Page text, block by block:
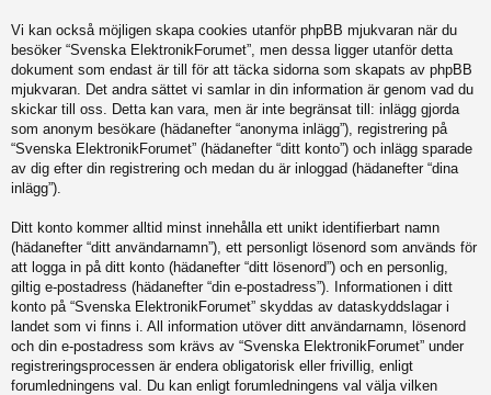
Vi kan också möjligen skapa cookies utanför phpBB mjukvaran när du
besöker “Svenska ElektronikForumet”, men dessa ligger utanför detta
dokument som endast är till för att täcka sidorna som skapats av phpBB
mjukvaran. Det andra sättet vi samlar in din information är genom vad du
skickar till oss. Detta kan vara, men är inte begränsat till: inlägg gjorda
som anonym besökare (hädanefter “anonyma inlägg”), registrering på
“Svenska ElektronikForumet” (hädanefter “ditt konto”) och inlägg sparade
av dig efter din registrering och medan du är inloggad (hädanefter “dina
inlägg”).
Ditt konto kommer alltid minst innehålla ett unikt identifierbart namn
(hädanefter “ditt användarnamn”), ett personligt lösenord som används för
att logga in på ditt konto (hädanefter “ditt lösenord”) och en personlig,
giltig e-postadress (hädanefter “din e-postadress”). Informationen i ditt
konto på “Svenska ElektronikForumet” skyddas av dataskyddslagar i
landet som vi finns i. All information utöver ditt användarnamn, lösenord
och din e-postadress som krävs av “Svenska ElektronikForumet” under
registreringsprocessen är endera obligatorisk eller frivillig, enligt
forumledningens val. Du kan enligt forumledningens val välja vilken